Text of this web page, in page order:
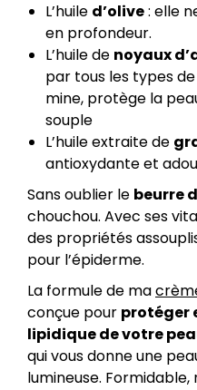
L’huile d’olive: elle
en profondeur.
L’huile de noyaux
par tous les types
mine, protège la
souple
L’huile extraite de
antioxydante et
Sans oublier le beurre
chouchou. Avec ses
des propriétés
pour l’épiderme.
La formule de ma
conçue pour protéger
lipidique de votre
qui vous donne une
lumineuse. Formidable,